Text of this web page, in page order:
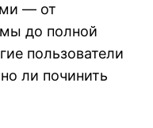
— от
до полной
пользователи
ли починить